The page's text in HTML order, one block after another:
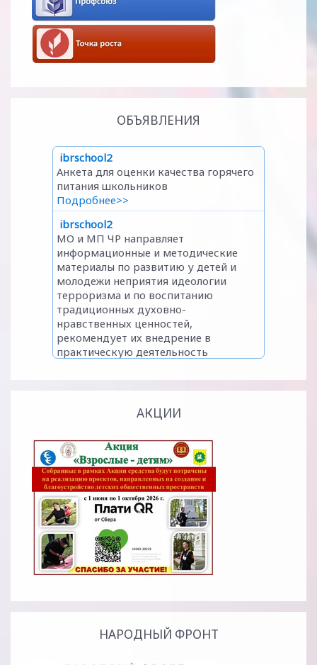
ОБЪЯВЛЕНИЯ
АКЦИИ
НАРОДНЫЙ ФРОНТ